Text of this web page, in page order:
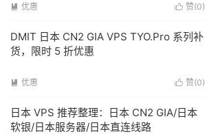
 赞(0)
 优惠
DMIT 日本 CN2 GIA VPS TYO.Pro 系列补
货，限时 5 折优惠
 赞(0)
 优惠
日本 VPS 推荐整理：日本 CN2 GIA/日本
软银/日本服务器/日本直连线路